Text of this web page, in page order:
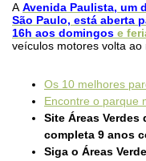
A Avenida Paulista, um
São Paulo, está aberta
16h aos domingos e
veículos motores volta ao
Os 10 melhores
Encontre o parque
Site Áreas Verdes
completa 9 anos
Siga o Áreas